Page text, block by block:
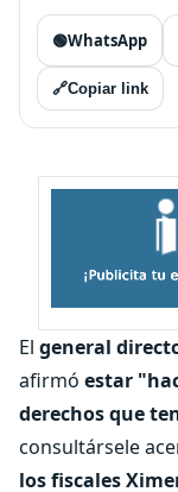
🟢WhatsApp
🔗Copiar link
El general
afirmó estar
derechos que
consultársele
los fiscales